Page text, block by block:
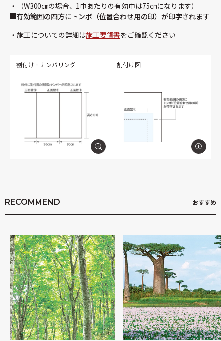
（W300㎝の場合、1巾あたりの有効巾は75㎝になります）
有効範囲の四方にトンボ（位置合わせ用の印）が印字されます
施工についての詳細は施工要領書をご確認ください
割付け・ナンバリング 割付け図
RECOMMEND おすすめ